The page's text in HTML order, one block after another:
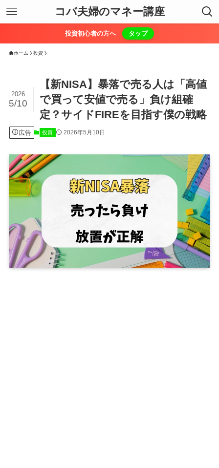
コバ夫婦のマネー講座
投資初心者の方へ タップ
ホーム 投資
【新NISA】暴落で売る人は「高値
で買って安値で売る」負け組確
定？サイドFIREを目指す僕の戦略
2026
5/10
広告 投資 2026年5月10日